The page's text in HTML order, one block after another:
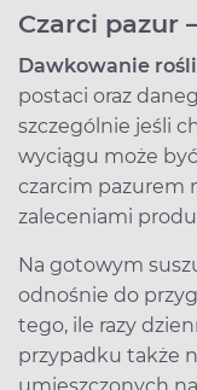
Czarci pazur
Dawkowanie
postaci oraz
szczególnie jeśli
wyciągu może
czarcim pazurem
zaleceniami
Na gotowym
odnośnie do
tego, ile razy
przypadku także